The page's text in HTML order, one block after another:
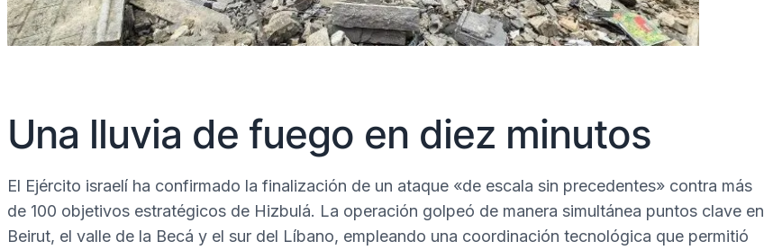
Una lluvia de fuego en diez minutos
El Ejército israelí ha confirmado la finalización de un ataque «de escala sin precedentes» contra más
de 100 objetivos estratégicos de Hizbulá. La operación golpeó de manera simultánea puntos clave en
Beirut, el valle de la Becá y el sur del Líbano, empleando una coordinación tecnológica que permitió